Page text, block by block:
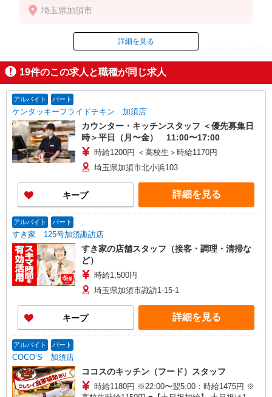
★責任者手当（月10,000円）別途支給
埼玉県加須市
ID：AE0608942079
掲載期間終了
詳細を見る
19件のこの求人と職種が同じ求人
アルバイト パート
ケンタッキーフライドチキン 加須店
カウンター・キッチンスタッフ ＜優先募集日
時＞平日（月〜金） 11:00〜17:00
時給1200円 ＜高校生＞時給1170円
埼玉県加須市北小浜103
キープ 詳細を見る
アルバイト パート
すき家 125号加須諏訪店
すき家の店舗スタッフ（接客・調理・清掃な
ど）
時給1,500円
埼玉県加須市諏訪1-15-1
キープ 詳細を見る
アルバイト パート
COCO’S 加須店
ココスのキッチン（フード）スタッフ
時給1180円 ※22:00〜翌5:00：時給1475円 ※